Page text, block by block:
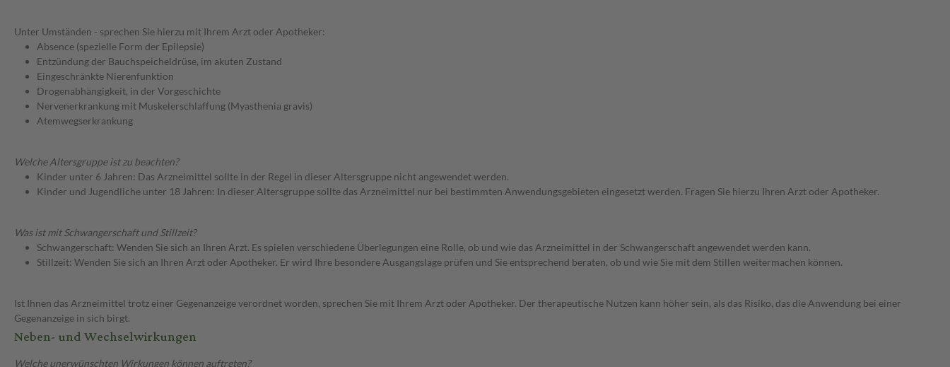
Unter Umständen - sprechen Sie hierzu mit Ihrem Arzt oder Apotheker:
Absence (spezielle Form der Epilepsie)
Entzündung der Bauchspeicheldrüse, im akuten Zustand
Eingeschränkte Nierenfunktion
Drogenabhängigkeit, in der Vorgeschichte
Nervenerkrankung mit Muskelerschlaffung (Myasthenia gravis)
Atemwegserkrankung
Welche Altersgruppe ist zu beachten?
Kinder unter 6 Jahren: Das Arzneimittel sollte in der Regel in dieser Altersgruppe nicht angewendet werden.
Kinder und Jugendliche unter 18 Jahren: In dieser Altersgruppe sollte das Arzneimittel nur bei bestimmten Anwendungsgebieten eingesetzt werden. Fragen Sie hierzu Ihren Arzt oder Apotheker.
Was ist mit Schwangerschaft und Stillzeit?
Schwangerschaft: Wenden Sie sich an Ihren Arzt. Es spielen verschiedene Überlegungen eine Rolle, ob und wie das Arzneimittel in der Schwangerschaft angewendet werden kann.
Stillzeit: Wenden Sie sich an Ihren Arzt oder Apotheker. Er wird Ihre besondere Ausgangslage prüfen und Sie entsprechend beraten, ob und wie Sie mit dem Stillen weitermachen können.
Ist Ihnen das Arzneimittel trotz einer Gegenanzeige verordnet worden, sprechen Sie mit Ihrem Arzt oder Apotheker. Der therapeutische Nutzen kann höher sein, als das Risiko, das die Anwendung bei einer
Gegenanzeige in sich birgt.
Neben- und Wechselwirkungen
Welche unerwünschten Wirkungen können auftreten?